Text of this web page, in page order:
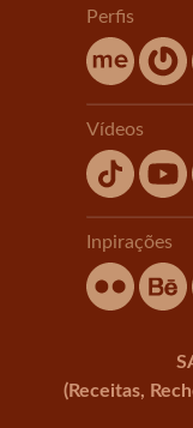
Perfis
Vídeos
Inpirações
(Receitas,